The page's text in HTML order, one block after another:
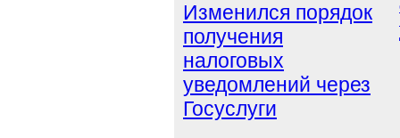
Изменился порядок
получения
налоговых
уведомлений через
Госуслуги